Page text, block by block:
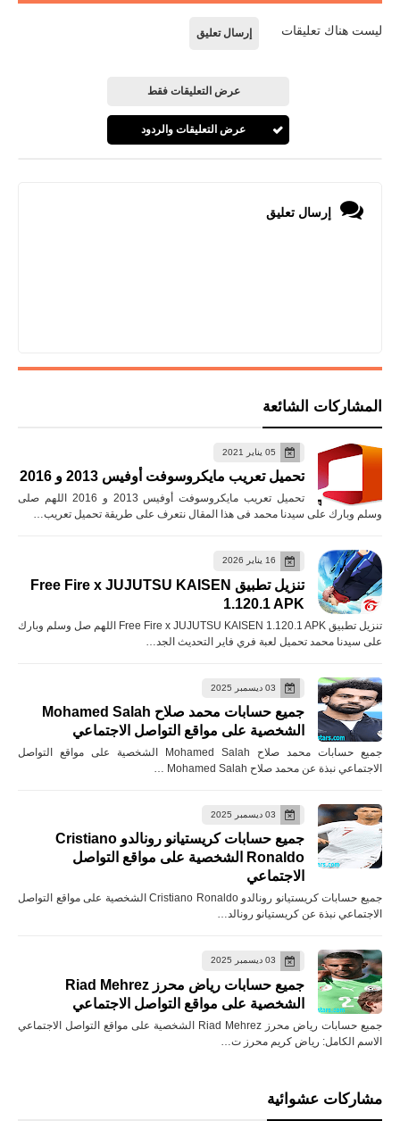
ليست هناك تعليقات إرسال تعليق
عرض التعليقات فقط
عرض التعليقات والردود
إرسال تعليق
المشاركات الشائعة
05 يناير 2021
تحميل تعريب مايكروسوفت أوفيس 2013 و 2016
تحميل تعريب مايكروسوفت أوفيس 2013 و 2016 اللهم صلى
وسلم وبارك على سيدنا محمد فى هذا المقال نتعرف على طريقة تحميل تعريب…
16 يناير 2026
تنزيل تطبيق Free Fire x JUJUTSU KAISEN
1.120.1 APK
تنزيل تطبيق Free Fire x JUJUTSU KAISEN 1.120.1 APK اللهم صل وسلم وبارك
على سيدنا محمد تحميل لعبة فري فاير التحديث الجد…
03 ديسمبر 2025
جميع حسابات محمد صلاح Mohamed Salah
الشخصية على مواقع التواصل الاجتماعي
جميع حسابات محمد صلاح Mohamed Salah الشخصية على مواقع التواصل
الاجتماعي نبذة عن محمد صلاح Mohamed Salah …
03 ديسمبر 2025
جميع حسابات كريستيانو رونالدو Cristiano
Ronaldo الشخصية على مواقع التواصل
الاجتماعي
جميع حسابات كريستيانو رونالدو Cristiano Ronaldo الشخصية على مواقع التواصل
الاجتماعي نبذة عن كريستيانو رونالد…
03 ديسمبر 2025
جميع حسابات رياض محرز Riad Mehrez
الشخصية على مواقع التواصل الاجتماعي
جميع حسابات رياض محرز Riad Mehrez الشخصية على مواقع التواصل الاجتماعي
الاسم الكامل: رياض كريم محرز ت…
مشاركات عشوائية